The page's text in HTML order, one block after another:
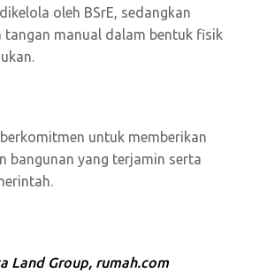
oleh BSrE, sedangkan
tangan manual dalam bentuk fisik
untuk memberikan
bangunan yang terjamin serta
Land Group, rumah.com